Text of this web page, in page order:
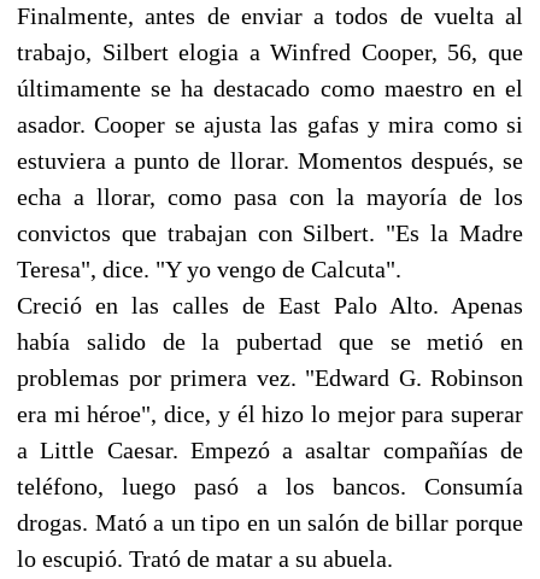
Finalmente, antes de enviar a todos de vuelta al
trabajo, Silbert elogia a Winfred Cooper, 56, que
últimamente se ha destacado como maestro en el
asador. Cooper se ajusta las gafas y mira como si
estuviera a punto de llorar. Momentos después, se
echa a llorar, como pasa con la mayoría de los
convictos que trabajan con Silbert. "Es la Madre
Teresa", dice. "Y yo vengo de Calcuta".
Creció en las calles de East Palo Alto. Apenas
había salido de la pubertad que se metió en
problemas por primera vez. "Edward G. Robinson
era mi héroe", dice, y él hizo lo mejor para superar
a Little Caesar. Empezó a asaltar compañías de
teléfono, luego pasó a los bancos. Consumía
drogas. Mató a un tipo en un salón de billar porque
lo escupió. Trató de matar a su abuela.